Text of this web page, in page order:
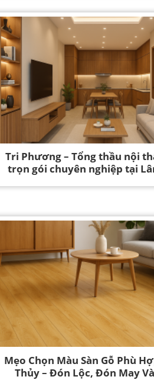
Tri Phương – Tổng thầu nội
trọn gói chuyên nghiệp tại
Mẹo Chọn Màu Sàn Gỗ Phù
Thủy – Đón Lộc, Đón May